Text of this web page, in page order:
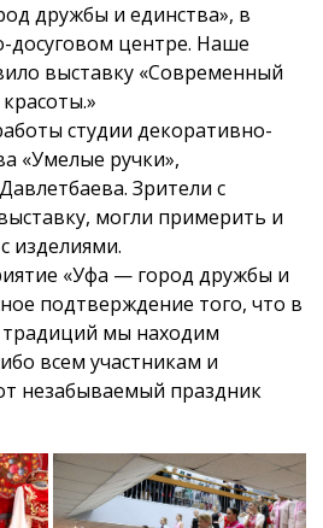
дружбы и единства», в
досуговом центре. Наше
выставку «Современный
студии декоративно-
«Умелые ручки»,
Зрители с
могли примерить и
изделиями.
«Уфа — город дружбы и
подтверждение того, что в
мы находим
всем участникам и
незабываемый праздник